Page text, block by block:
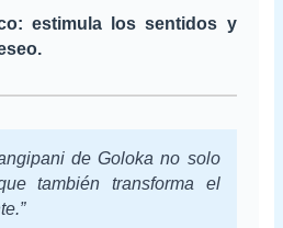
estimula los sentidos y
de Goloka no solo
también transforma el